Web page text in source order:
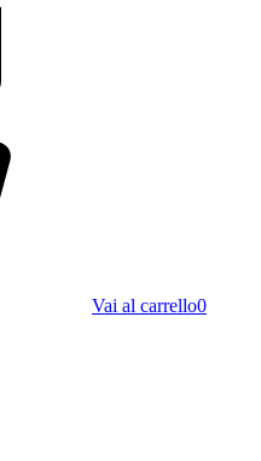
Vai al carrello0